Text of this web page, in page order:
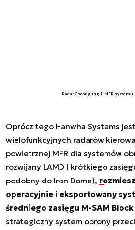
Radar Cheongung-II MFR systemu
Oprócz tego Hanwha Systems
wielofunkcyjnych radarów
powietrznej MFR dla systemów
rozwijany LAMD ( krótkiego
podobny do Iron Dome),
operacyjnie i eksportowany
średniego zasięgu M-SAM Block
strategiczny system obrony